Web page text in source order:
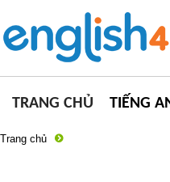
TRANG CHỦ TIẾNG
Trang chủ